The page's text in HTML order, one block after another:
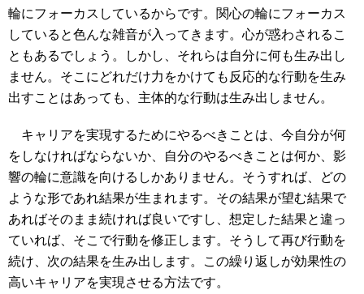
輪にフォーカスしているからです。関心の輪にフォーカス
していると色んな雑音が入ってきます。心が惑わされるこ
ともあるでしょう。しかし、それらは自分に何も生み出し
ません。そこにどれだけ力をかけても反応的な行動を生み
出すことはあっても、主体的な行動は生み出しません。
キャリアを実現するためにやるべきことは、今自分が何
をしなければならないか、自分のやるべきことは何か、影
響の輪に意識を向けるしかありません。そうすれば、どの
ような形であれ結果が生まれます。その結果が望む結果で
あればそのまま続ければ良いですし、想定した結果と違っ
ていれば、そこで行動を修正します。そうして再び行動を
続け、次の結果を生み出します。この繰り返しが効果性の
高いキャリアを実現させる方法です。